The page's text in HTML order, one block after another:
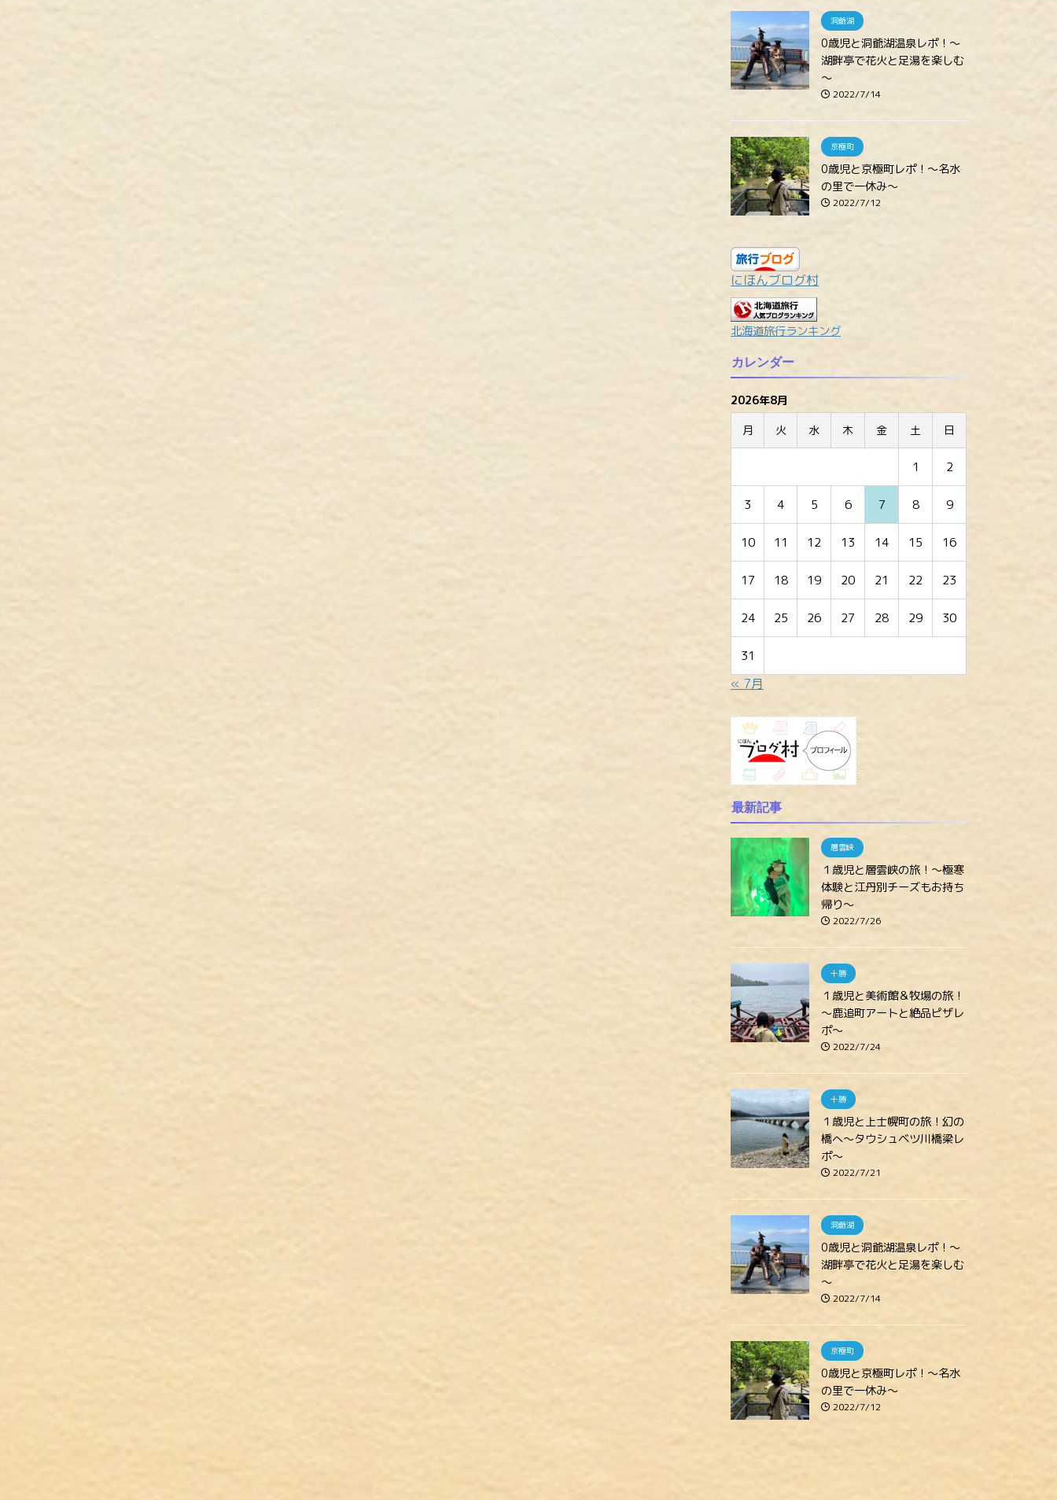
洞爺湖
0歳児と洞爺湖温泉レポ！～
湖畔亭で花火と足湯を楽しむ
～
2022/7/14
京極町
0歳児と京極町レポ！～名水
の里で一休み～
2022/7/12
にほんブログ村
北海道旅行ランキング
カレンダー
2026年8月
月
火 水 木 金 土 日
1 2
3 4 5 6 7 8 9
10 11 12 13 14 15 16
17 18 19 20 21 22 23
24 25 26 27 28 29 30
31
« 7月
最新記事
層雲峡
１歳児と層雲峡の旅！～極寒
体験と江丹別チーズもお持ち
帰り～
2022/7/26
十勝
１歳児と美術館＆牧場の旅！
～鹿追町アートと絶品ピザレ
ポ～
2022/7/24
十勝
１歳児と上士幌町の旅！幻の
橋へ～タウシュベツ川橋梁レ
ポ～
2022/7/21
洞爺湖
0歳児と洞爺湖温泉レポ！～
湖畔亭で花火と足湯を楽しむ
～
2022/7/14
京極町
0歳児と京極町レポ！～名水
の里で一休み～
2022/7/12